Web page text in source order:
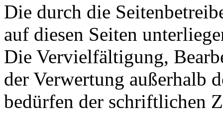
Die durch die
auf diesen Seiten
Die Vervielfältigung,
der Verwertung außerhalb
bedürfen der schriftlichen